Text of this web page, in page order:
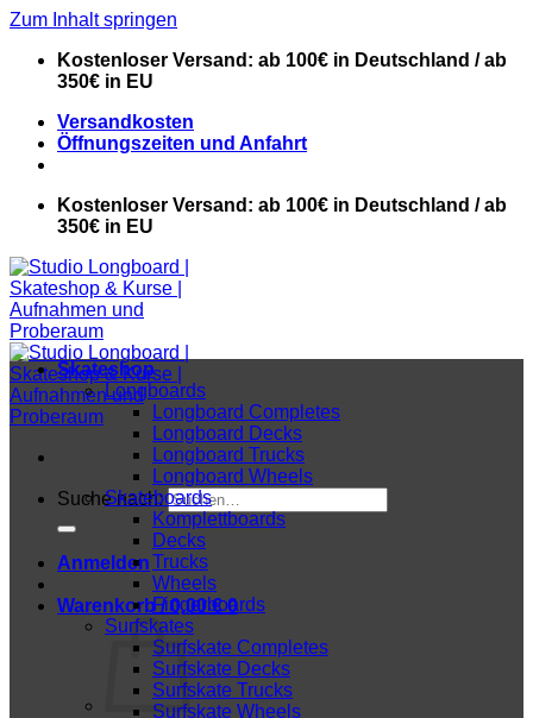
Zum Inhalt springen
Kostenloser Versand: ab 100€ in Deutschland / ab
350€ in EU
Versandkosten
Öffnungszeiten und Anfahrt
Kostenloser Versand: ab 100€ in Deutschland / ab
350€ in EU
Suche nach:
Anmelden
Warenkorb /0,00€ 0
Skateshop
Longboards
Longboard Completes
Longboard Decks
Longboard Trucks
Longboard Wheels
Skateboards
Komplettboards
Decks
Trucks
Wheels
Fingerboards
Surfskates
Surfskate Completes
Surfskate Decks
Surfskate Trucks
Surfskate Wheels